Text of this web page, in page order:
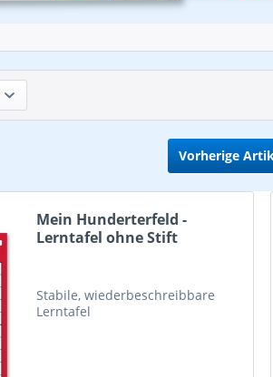
Vorherige
Mein Hunderterfeld -
Lerntafel ohne Stift
Stabile, wiederbeschreibbare
Lerntafel